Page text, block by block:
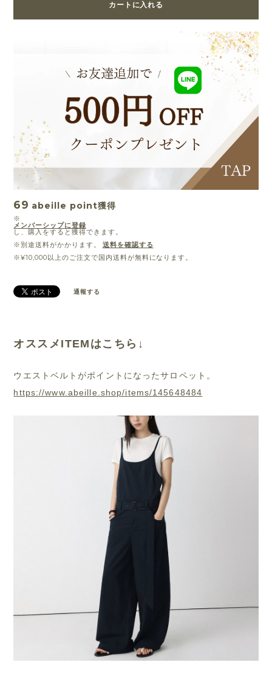
カートに入れる
69 abeille point獲得
※
メンバーシップに登録
し、購入をすると獲得できます。
※別途送料がかかります。
送料を確認する
※¥10,000以上のご注文で国内送料が無料になります。
通報する
オススメITEMはこちら↓
ウエストベルトがポイントになったサロペット。
https://www.abeille.shop/items/145648484